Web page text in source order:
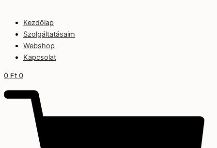
Kezdőlap
Szolgáltatásaim
Webshop
Kapcsolat
0 Ft 0